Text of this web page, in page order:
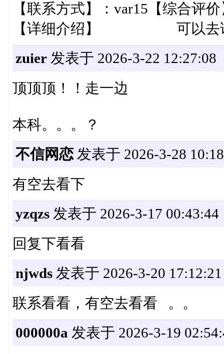
【联系方式】：
【详细介绍】 可以去试
zuier发表于 2026-3-22 12:27:08
顶顶顶！！走一边
本科。。。？
不信网恋发表于 2026-3-28
有空去看下
yzqzs发表于 2026-3-17 00:43:44
回复下看看
njwds发表于 2026-3-20 17:12:21
联系看看，有空去看看 。。
000000a 发表于 2026-3-19